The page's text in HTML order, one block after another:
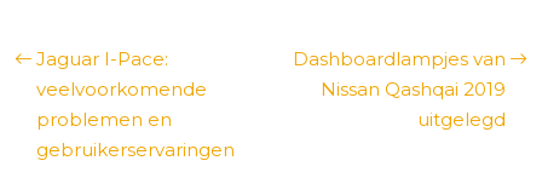
Jaguar I-Pace:
veelvoorkomende
problemen en
gebruikerservaringen
Dashboardlampjes van
Nissan Qashqai 2019
uitgelegd